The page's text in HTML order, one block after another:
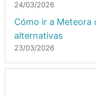
24/03/2026
Cómo ir a Meteora
alternativas
23/03/2026